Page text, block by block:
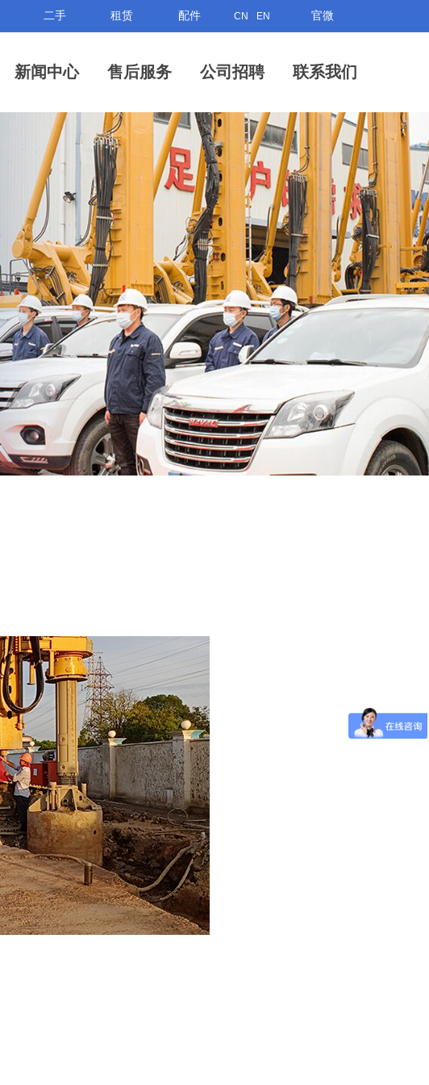
二手 租赁 配件 官微
CN EN
新闻中心 售后服务 公司招聘 联系我们